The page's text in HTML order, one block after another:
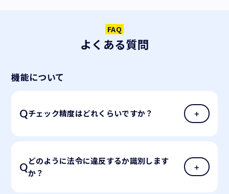
FAQ
よくある質問
機能について
チェック精度はどれくらいですか？
どのように法令に違反するか識別します
か？